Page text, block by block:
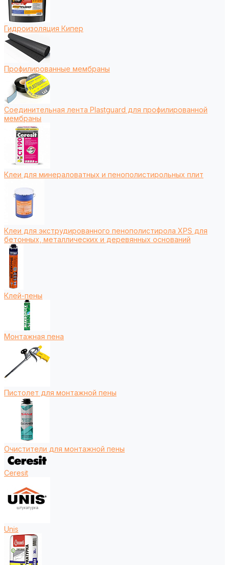
Гидроизоляция Кипер
Профилированные мембраны
Соединительная лента Plastguard для профилированной
мембраны
Клеи для минераловатных и пенополистирольных плит
Клеи для экструдированного пенополистирола XPS для
бетонных, металлических и деревянных оснований
Клей-пены
Монтажная пена
Пистолет для монтажной пены
Очистители для монтажной пены
Ceresit
Unis